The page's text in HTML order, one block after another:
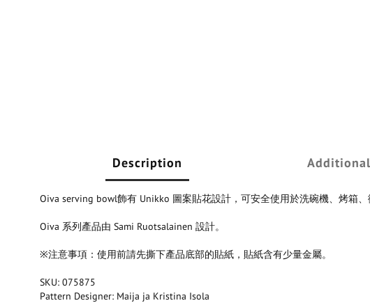
Description
Oiva serving bowl飾有 Unikko 圖案貼花設計，可安全使用於洗碗機、烤箱、
Oiva 系列產品由 Sami Ruotsalainen 設計。
※注意事項：使用前請先撕下產品底部的貼紙，貼紙含有少量金屬。
SKU: 075875
Pattern Designer: Maija ja Kristina Isola